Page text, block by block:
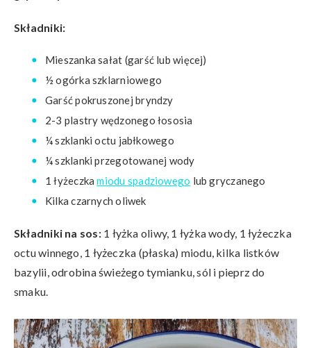
Składniki:
Mieszanka sałat (garść lub więcej)
½ ogórka szklarniowego
Garść pokruszonej bryndzy
2-3 plastry wędzonego łososia
¼ szklanki octu jabłkowego
¼ szklanki przegotowanej wody
1 łyżeczkamiodu spadziowego lub gryczanego
Kilka czarnych oliwek
Składniki na sos:1 łyżka oliwy, 1 łyżka wody, 1 łyżeczka
octu winnego, 1 łyżeczka (płaska) miodu, kilka listków
bazylii, odrobina świeżego tymianku, sól i pieprz do
smaku.